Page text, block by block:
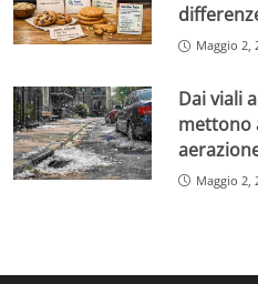
Maggio 2,
Dai viali
mettono
Maggio 2,